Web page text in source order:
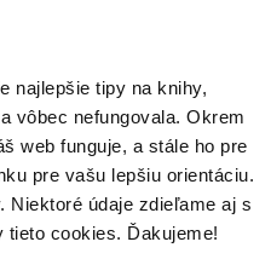
najlepšie tipy na knihy,
vôbec nefungovala. Okrem
web funguje, a stále ho pre
pre vašu lepšiu orientáciu.
Niektoré údaje zdieľame aj s
cookies. Ďakujeme!